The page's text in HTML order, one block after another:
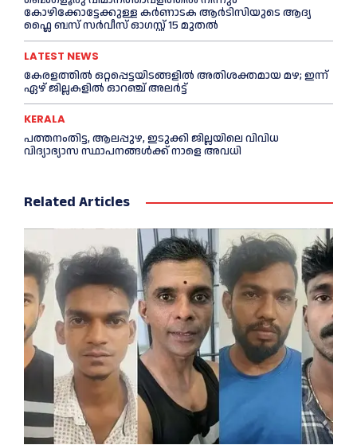
കോഴിക്കോട്ടേക്കുള്ള കർണാടക ആർടിസിയുടെ ആദ്യ
ഫ്ലൈ ബസ് സര്‍വീസ് ഓഗസ്റ്റ് 15 മുതല്‍
LATEST NEWS
കേരളത്തില്‍ ഒറ്റപ്പെട്ടയിടങ്ങളില്‍ അതിശക്തമായ മഴ; ഇന്ന്
ഏഴ് ജില്ലകളില്‍ ഓറഞ്ച് അലര്‍ട്ട്
KERALA
പത്തനംതിട്ട, ആലപ്പുഴ, ഇടുക്കി ജില്ലയിലെ വിവിധ
വിദ്യാഭ്യാസ സ്ഥാപനങ്ങള്‍ക്ക് നാളെ അവധി
Related Articles